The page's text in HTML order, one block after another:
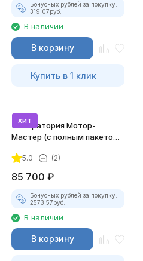
Бонусных рублей за покупку:
319.07руб.
В наличии
В корзину
Купить в 1 клик
хит
Лаборатория Мотор-
Мастер (с полным пакетом
5.0 (2)
85 700 ₽
Бонусных рублей за покупку:
2573.57руб.
В наличии
В корзину